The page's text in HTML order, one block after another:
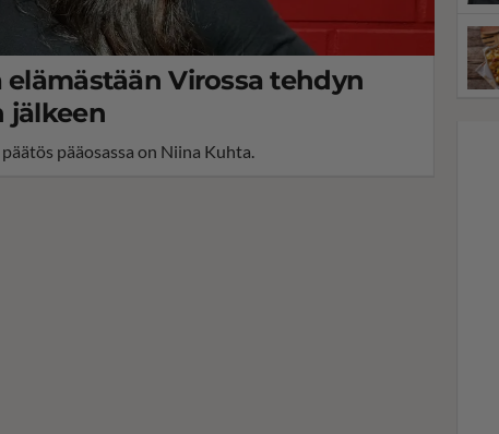
Virossa tehdyn
jälkeen
pääosassa on Niina Kuhta.